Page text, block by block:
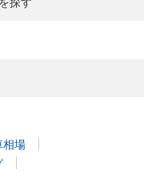
相場